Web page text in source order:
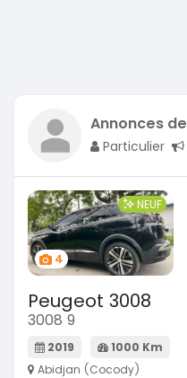
Particulier
4
NEUF
Peugeot 3008
3008 9
2019
1000 Km
Abidjan (Cocody)